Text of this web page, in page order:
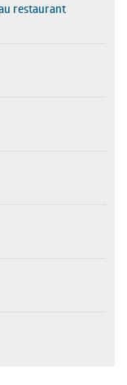
restaurant